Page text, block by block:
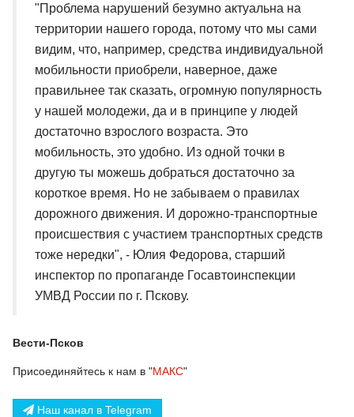
"Проблема нарушений безумно актуальна на
территории нашего города, потому что мы сами
видим, что, например, средства индивидуальной
мобильности приобрели, наверное, даже
правильнее так сказать, огромную популярность
у нашей молодежи, да и в принципе у людей
достаточно взрослого возраста. Это
мобильность, это удобно. Из одной точки в
другую ты можешь добраться достаточно за
короткое время. Но не забываем о правилах
дорожного движения. И дорожно-транспортные
происшествия с участием транспортных средств
тоже нередки", - Юлия Федорова, старший
инспектор по пропаганде Госавтоинспекции
УМВД России по г. Пскову.
Вести-Псков
Присоединяйтесь к нам в "МАКС"
Наш канал в Telegram